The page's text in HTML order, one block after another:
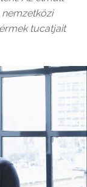
tucatjait